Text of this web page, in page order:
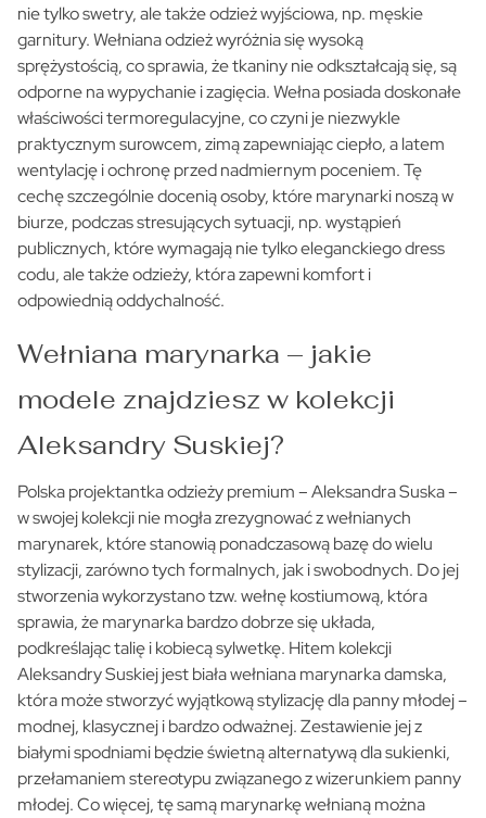
nie tylko swetry, ale także odzież wyjściowa, np. męskie
garnitury. Wełniana odzież wyróżnia się wysoką
sprężystością, co sprawia, że tkaniny nie odkształcają się, są
odporne na wypychanie i zagięcia. Wełna posiada doskonałe
właściwości termoregulacyjne, co czyni je niezwykle
praktycznym surowcem, zimą zapewniając ciepło, a latem
wentylację i ochronę przed nadmiernym poceniem. Tę
cechę szczególnie docenią osoby, które marynarki noszą w
biurze, podczas stresujących sytuacji, np. wystąpień
publicznych, które wymagają nie tylko eleganckiego dress
codu, ale także odzieży, która zapewni komfort i
odpowiednią oddychalność.
Wełniana marynarka – jakie
modele znajdziesz w kolekcji
Aleksandry Suskiej?
Polska projektantka odzieży premium – Aleksandra Suska –
w swojej kolekcji nie mogła zrezygnować z wełnianych
marynarek, które stanowią ponadczasową bazę do wielu
stylizacji, zarówno tych formalnych, jak i swobodnych. Do jej
stworzenia wykorzystano tzw. wełnę kostiumową, która
sprawia, że marynarka bardzo dobrze się układa,
podkreślając talię i kobiecą sylwetkę. Hitem kolekcji
Aleksandry Suskiej jest biała wełniana marynarka damska,
która może stworzyć wyjątkową stylizację dla panny młodej –
modnej, klasycznej i bardzo odważnej. Zestawienie jej z
białymi spodniami będzie świetną alternatywą dla sukienki,
przełamaniem stereotypu związanego z wizerunkiem panny
młodej. Co więcej, tę samą marynarkę wełnianą można